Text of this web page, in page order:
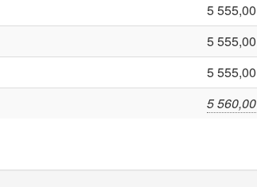
5 555,00
5 555,00
5 555,00
5 560,00